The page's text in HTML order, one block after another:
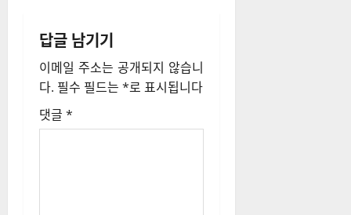
이
션
답글 남기기
이메일 주소는 공개되지 않습니
다. 필수 필드는 *로 표시됩니다
댓글 *